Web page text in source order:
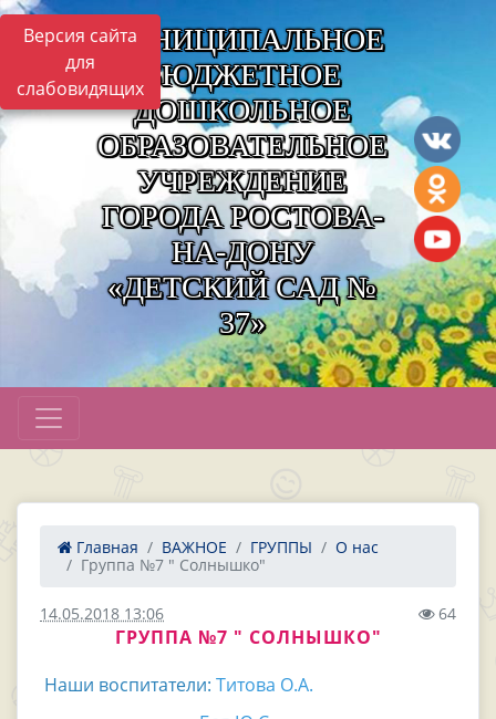
Версия сайта
для
слабовидящих
МУНИЦИПАЛЬНОЕ
БЮДЖЕТНОЕ
ДОШКОЛЬНОЕ
ОБРАЗОВАТЕЛЬНОЕ
УЧРЕЖДЕНИЕ
ГОРОДА РОСТОВА-
НА-ДОНУ
«ДЕТСКИЙ САД №
37»
Главная ВАЖНОЕ ГРУППЫ
О нас
Группа №7 " Солнышко"
14.05.2018 13:06 64
ГРУППА №7 " СОЛНЫШКО"
Наши воспитатели: Титова О.А.